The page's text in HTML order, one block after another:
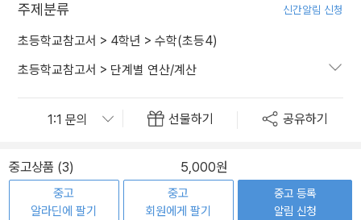
주제분류 신간알림 신청
초등학교참고서 > 4학년 > 수학(초등4)
초등학교참고서 > 단계별 연산/계산
선물하기 공유하기
중고상품 (3) 5,000원
중고
알라딘에 팔기
중고
회원에게 팔기
중고 등록
알림 신청